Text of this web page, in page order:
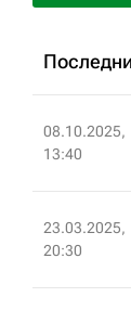
08.10.2025,
13:40
23.03.2025,
20:30